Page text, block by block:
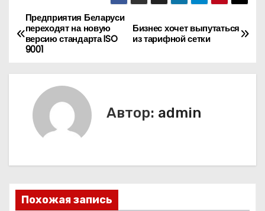
Н
а
в
ц
и
Бизнес хочет выпутаться
из тарифной сетки
Предприятия Беларуси
переходят на новую
версию стандарта ISO
9001
Автор: admin
Похожая запись